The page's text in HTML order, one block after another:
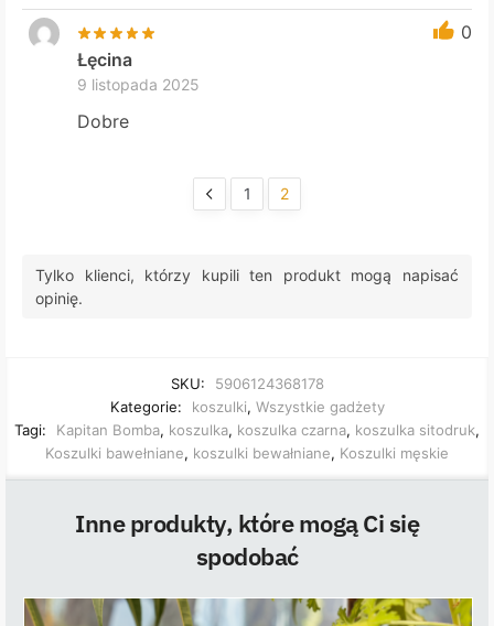
0
Łęcina
9 listopada 2025
Dobre
1 2
Tylko klienci, którzy kupili ten produkt mogą napisać
opinię.
SKU:
5906124368178
Kategorie:
koszulki, Wszystkie gadżety
Tagi:
Kapitan Bomba, koszulka, koszulka czarna, koszulka sitodruk,
Koszulki bawełniane, koszulki bewałniane, Koszulki męskie
Inne produkty, które mogą Ci się
spodobać